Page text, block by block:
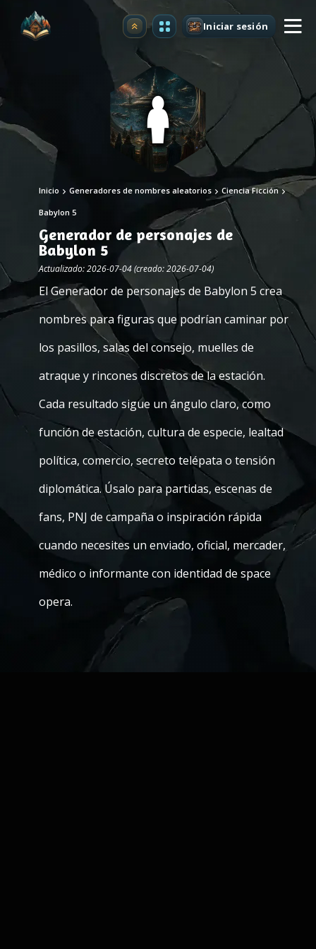
Mejorar Iniciar sesión
Inicio Generadores de nombres aleatorios Ciencia Ficción
Babylon 5
Generador de personajes de
Babylon 5
Actualizado: 2026-07-04 (creado: 2026-07-04)
El Generador de personajes de Babylon 5 crea
nombres para figuras que podrían caminar por
los pasillos, salas del consejo, muelles de
atraque y rincones discretos de la estación.
Cada resultado sigue un ángulo claro, como
función de estación, cultura de especie, lealtad
política, comercio, secreto telépata o tensión
diplomática. Úsalo para partidas, escenas de
fans, PNJ de campaña o inspiración rápida
cuando necesites un enviado, oficial, mercader,
médico o informante con identidad de space
opera.